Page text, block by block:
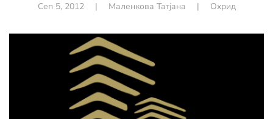
Сеп 5, 2012| Маленкова Татјана | Охрид